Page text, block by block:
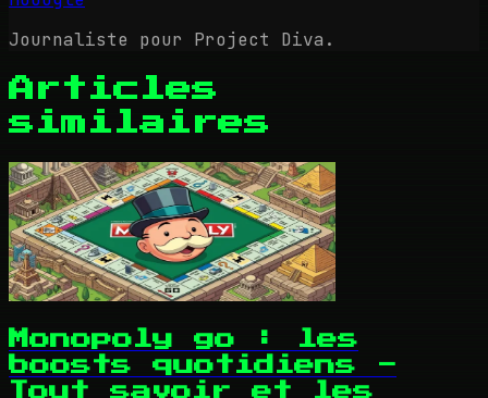
Journaliste pour Project Diva.
Articles
similaires
Monopoly go : les
boosts quotidiens -
Tout savoir et les